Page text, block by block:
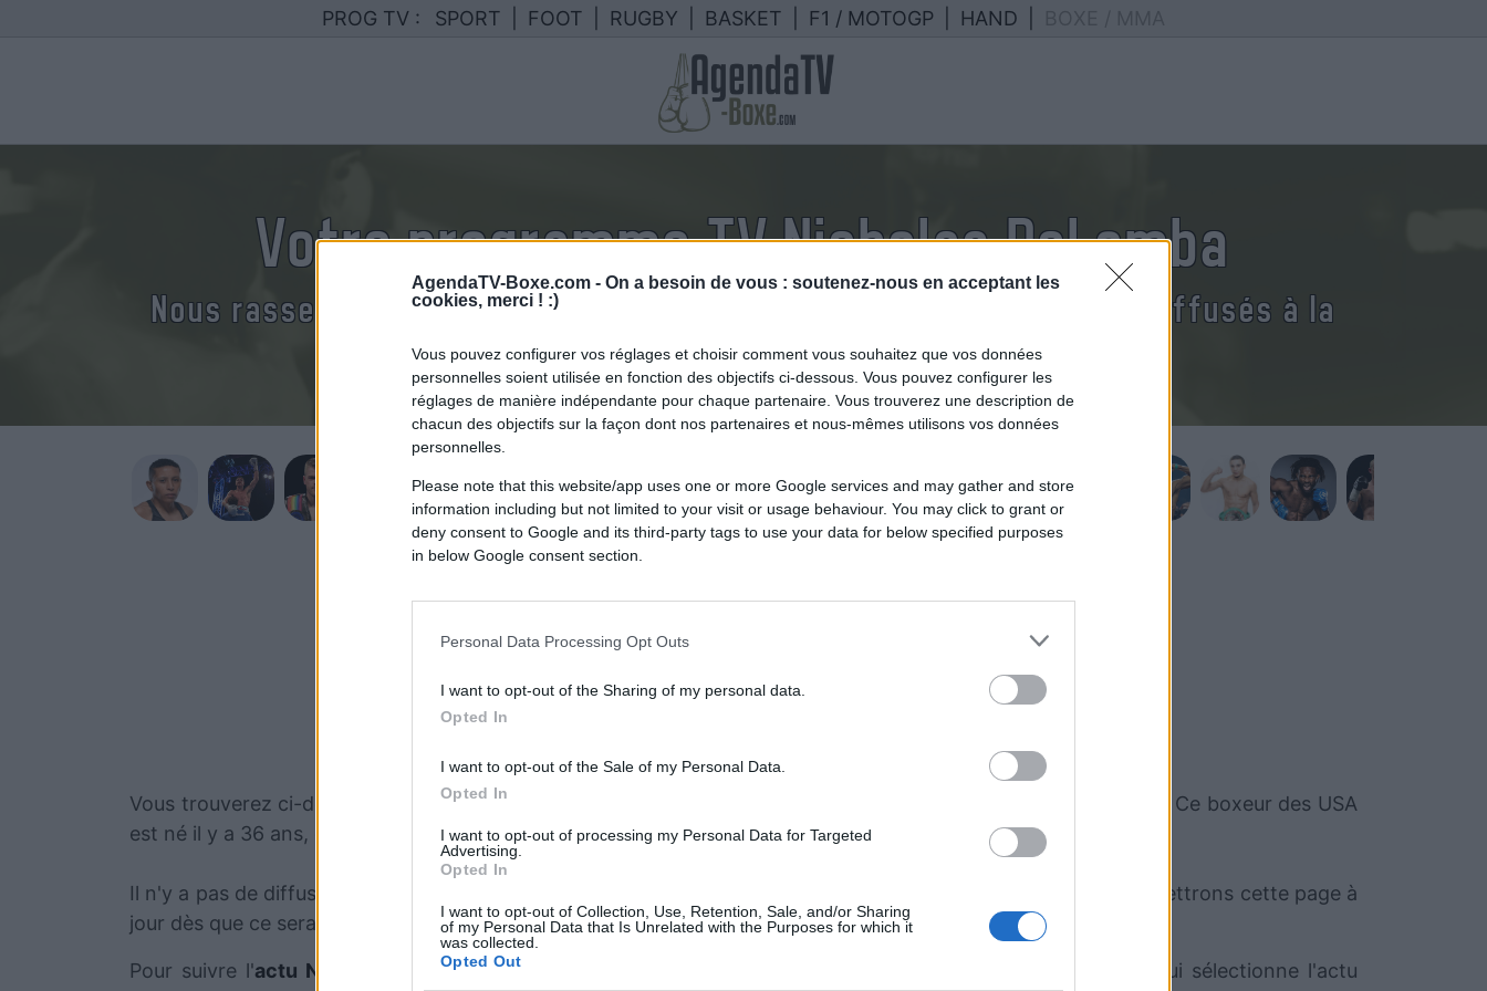
AgendaTV-Boxe.com - On a besoin de vous : soutenez-nous en acceptant les
cookies, merci ! :)
Vous pouvez configurer vos réglages et choisir comment vous souhaitez que vos données
personnelles soient utilisée en fonction des objectifs ci-dessous. Vous pouvez configurer les
réglages de manière indépendante pour chaque partenaire. Vous trouverez une description de
chacun des objectifs sur la façon dont nos partenaires et nous-mêmes utilisons vos données
personnelles.
Please note that this website/app uses one or more Google services and may gather and store
information including but not limited to your visit or usage behaviour. You may click to grant or
deny consent to Google and its third-party tags to use your data for below specified purposes
in below Google consent section.
Personal Data Processing Opt Outs
I want to opt-out of the Sharing of my personal data.
Opted In
I want to opt-out of the Sale of my Personal Data.
Opted In
I want to opt-out of processing my Personal Data for Targeted
Advertising.
Opted In
I want to opt-out of Collection, Use, Retention, Sale, and/or Sharing
of my Personal Data that Is Unrelated with the Purposes for which it
was collected.
Opted Out
PROG TV : SPORT FOOT RUGBY BASKET F1 / MOTOGP HAND
Votre programme TV Nicholas DeLomba
Nous rassemblons le calendrier des combats de Nicholas DeLomba diffusés à la
TV en France
Vous trouverez ci-dessous la liste des futurs combats diffusés à la télévision en France de
. Ce boxeur des USA
est né il y a 36 ans, en 1990.
Il n'y a pas de diffusions de combats de
annoncées à la télévision pour le moment. Nous mettrons cette page à
jour dès que ce sera le cas.
Pour suivre l'actu Nicholas DeLomba , n'hésitez pas à vous rendre chez notre partenaire RezoSport.com qui sélectionne l'actu